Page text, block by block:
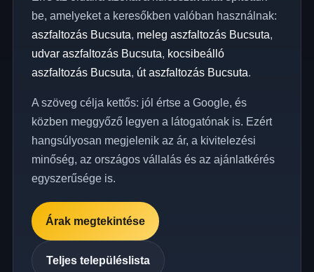
be, amelyeket a keresőkben valóban használnak:
aszfaltozás Bucsuta, meleg aszfaltozás Bucsuta,
udvar aszfaltozás Bucsuta, kocsibeálló
aszfaltozás Bucsuta, út aszfaltozás Bucsuta.
A szöveg célja kettős: jól értse a Google, és
közben meggyőző legyen a látogatónak is. Ezért
hangsúlyosan megjelenik az ár, a kivitelezési
minőség, az országos vállalás és az ajánlatkérés
egyszerűsége is.
Árak megtekintése
Teljes településlista